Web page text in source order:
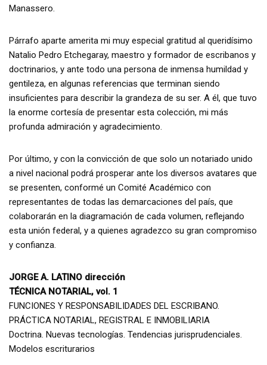
Manassero.
Párrafo aparte amerita mi muy especial gratitud al queridísimo
Natalio Pedro Etchegaray, maestro y formador de escribanos y
doctrinarios, y ante todo una persona de inmensa humildad y
gentileza, en algunas referencias que terminan siendo
insuficientes para describir la grandeza de su ser. A él, que tuvo
la enorme cortesía de presentar esta colección, mi más
profunda admiración y agradecimiento.
Por último, y con la convicción de que solo un notariado unido
a nivel nacional podrá prosperar ante los diversos avatares que
se presenten, conformé un Comité Académico con
representantes de todas las demarcaciones del país, que
colaborarán en la diagramación de cada volumen, reflejando
esta unión federal, y a quienes agradezco su gran compromiso
y confianza.
JORGE A. LATINO dirección
TÉCNICA NOTARIAL, vol. 1
FUNCIONES Y RESPONSABILIDADES DEL ESCRIBANO.
PRÁCTICA NOTARIAL, REGISTRAL E INMOBILIARIA
Doctrina. Nuevas tecnologías. Tendencias jurisprudenciales.
Modelos escriturarios